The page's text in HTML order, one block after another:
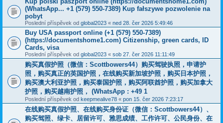
(WhatsApp... +1 (579) 550-7389) Kup fałszywe pozwolenie na
pobyt
Poslední příspěvek od global2023 « ned 28. čer 2026 5:49:46
Buy USA passport online (+1 (579) 550-7389)
(https://documentshome1.com) Citizenship, green cards, ID
Cards, visa
Poslední příspěvek od global2023 « sob 27. čer 2026 11:11:49
购买真假护照（微信：Scottbowers44）购买驾驶执照，申请护
照，购买真正的英国护照，在线购买新加坡护照，购买日本护照，
购买澳大利亚护照，购买泰国护照，购买阿联酋护照，购买加拿大
护照，购买越南护照， (WhatsApp : +49 1
Poslední příspěvek od keepmealive78 « pon 15. čer 2026 7:23:17
在线购买真假护照、在线购买身份证（微信：Scottbowers44）、
购买驾照、绿卡、居留许可、雅思成绩、工作许可、公民身份、在